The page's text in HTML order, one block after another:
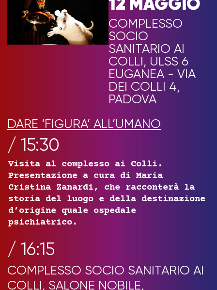
COMPLESSO
SOCIO
SANITARIO AI
COLLI, ULSS 6
EUGANEA - VIA
DEI COLLI 4,
PADOVA
DARE ‘FIGURA’ ALL’UMANO
/ 15:30
Visita al complesso ai Colli.
Presentazione a cura di Maria
Cristina Zanardi, che racconterà la
storia del luogo e della destinazione
d’origine quale ospedale
psichiatrico.
/ 16:15
COMPLESSO SOCIO SANITARIO AI
COLLI, SALONE NOBILE,